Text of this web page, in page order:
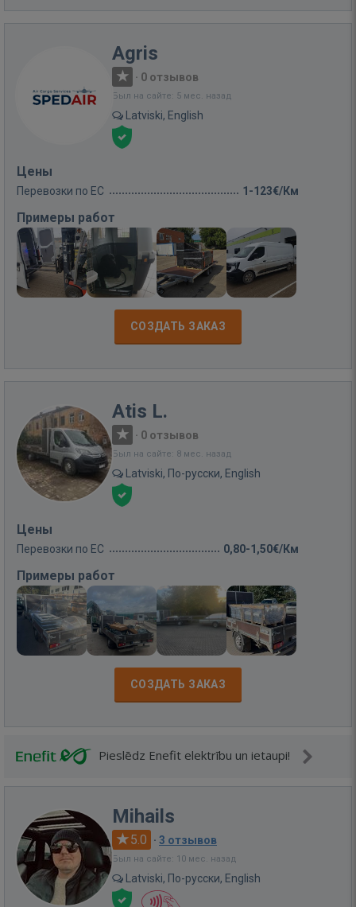
Agris
· 0 отзывов
Был на сайте: 5 мес. назад
Latviski, English
Цены
Перевозки по ЕС 1-123€/Км
Примеры работ
СОЗДАТЬ ЗАКАЗ
Atis L.
· 0 отзывов
Был на сайте: 8 мес. назад
Latviski, По-русски, English
Цены
Перевозки по ЕС 0,80-1,50€/Км
Примеры работ
СОЗДАТЬ ЗАКАЗ
Pieslēdz Enefit elektrību un ietaupi!
Mihails
5.0 · 3 отзывов
Был на сайте: 10 мес. назад
Latviski, По-русски, English